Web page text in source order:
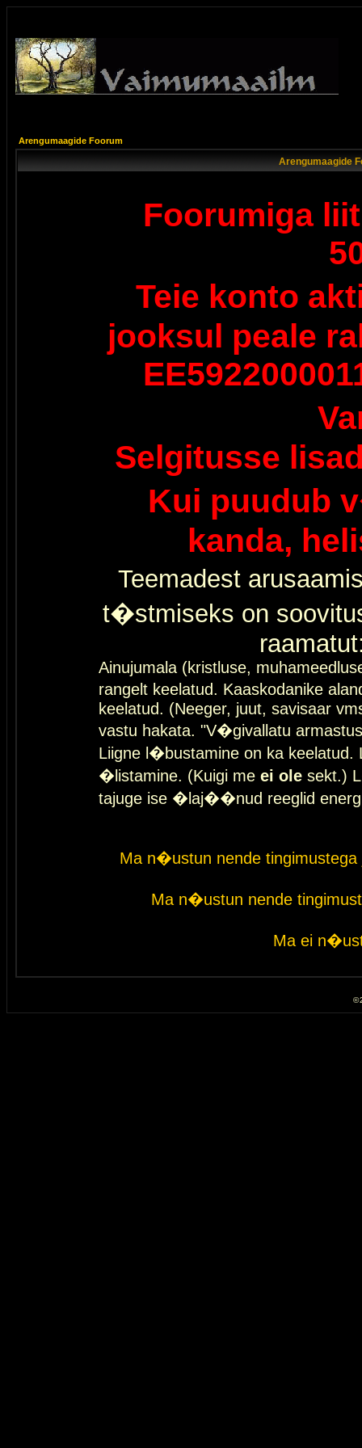
Arengumaagide Foorum
Arengumaagide
Foorumiga
Teie konto
jooksul peale
Selgitusse
Kui puudub
kanda,
Teemadest
t�stmiseks on
Ainujumala (kristluse,
rangelt keelatud. Kaaskodanike
keelatud. (Neeger, juut, savisaar
vastu hakata. "V�givallatu
Liigne l�bustamine on ka keelatud.
�listamine. (Kuigi me ei ole sekt.)
tajuge ise �laj��nud reeglid
Ma n�ustun nende
Ma n�ustun nende
Ma ei
©